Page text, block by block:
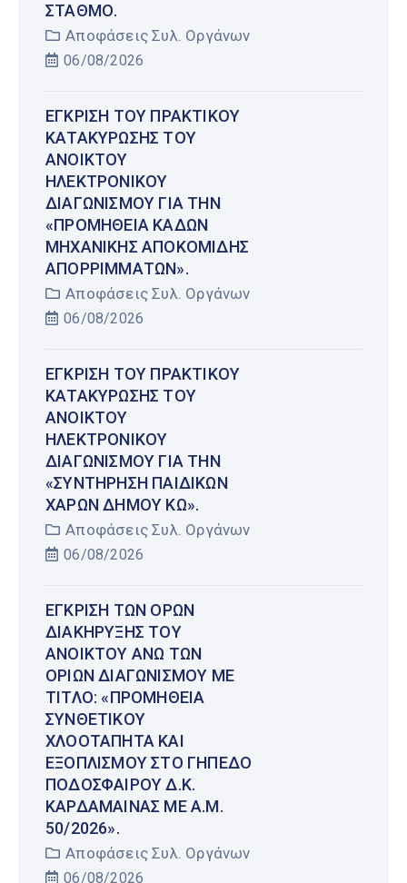
ΣΤΑΘΜΌ.
Αποφάσεις Συλ. Οργάνων
06/08/2026
ΈΓΚΡΙΣΗ ΤΟΥ ΠΡΑΚΤΙΚΟΎ
ΚΑΤΑΚΎΡΩΣΗΣ ΤΟΥ
ΑΝΟΙΚΤΟΎ
ΗΛΕΚΤΡΟΝΙΚΟΎ
ΔΙΑΓΩΝΙΣΜΟΎ ΓΙΑ ΤΗΝ
«ΠΡΟΜΉΘΕΙΑ ΚΆΔΩΝ
ΜΗΧΑΝΙΚΉΣ ΑΠΟΚΟΜΙΔΉΣ
ΑΠΟΡΡΙΜΜΆΤΩΝ».
Αποφάσεις Συλ. Οργάνων
06/08/2026
ΈΓΚΡΙΣΗ ΤΟΥ ΠΡΑΚΤΙΚΟΎ
ΚΑΤΑΚΎΡΩΣΗΣ ΤΟΥ
ΑΝΟΙΚΤΟΎ
ΗΛΕΚΤΡΟΝΙΚΟΎ
ΔΙΑΓΩΝΙΣΜΟΎ ΓΙΑ ΤΗΝ
«ΣΥΝΤΉΡΗΣΗ ΠΑΙΔΙΚΏΝ
ΧΑΡΏΝ ΔΉΜΟΥ ΚΩ».
Αποφάσεις Συλ. Οργάνων
06/08/2026
ΈΓΚΡΙΣΗ ΤΩΝ ΌΡΩΝ
ΔΙΑΚΉΡΥΞΗΣ ΤΟΥ
ΑΝΟΙΚΤΟΎ ΆΝΩ ΤΩΝ
ΟΡΊΩΝ ΔΙΑΓΩΝΙΣΜΟΎ ΜΕ
ΤΊΤΛΟ: «ΠΡΟΜΉΘΕΙΑ
ΣΥΝΘΕΤΙΚΟΎ
ΧΛΟΟΤΆΠΗΤΑ ΚΑΙ
ΕΞΟΠΛΙΣΜΟΎ ΣΤΟ ΓΉΠΕΔΟ
ΠΟΔΟΣΦΑΊΡΟΥ Δ.Κ.
ΚΑΡΔΆΜΑΙΝΑΣ ΜΕ Α.Μ.
50/2026».
Αποφάσεις Συλ. Οργάνων
06/08/2026